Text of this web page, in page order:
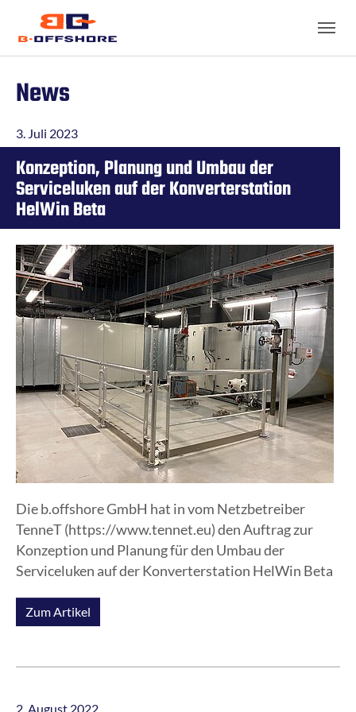
News
3. Juli 2023
Konzeption, Planung und Umbau der
Serviceluken auf der Konverterstation
HelWin Beta
Die b.offshore GmbH hat in vom Netzbetreiber
TenneT (https://www.tennet.eu) den Auftrag zur
Konzeption und Planung für den Umbau der
Serviceluken auf der Konverterstation HelWin Beta
Um neue HSE-Anforderungen umzusetzen, war es
fünf Serviceklappen auf der Konverterplattform zu
elektrischen Winden, einschließlich modernster
Zum Artikel
2. August 2022